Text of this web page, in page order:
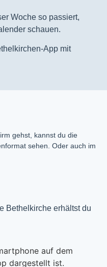
Woche so passiert,
schauen.
App mit
gehst, kannst du die
sehen. Oder auch im
Bethelkirche erhältst du